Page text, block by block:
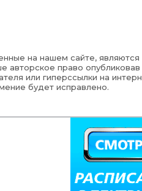
на нашем сайте,
авторское право
или гиперссылки на
будет исправлено.